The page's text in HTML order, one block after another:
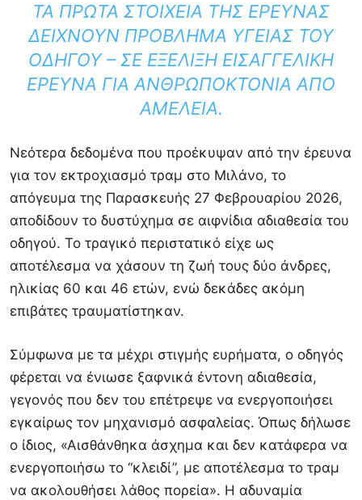
ΤΑ ΠΡΏΤΑ ΣΤΟΙΧΕΊΑ ΤΗΣ ΈΡΕΥΝΑΣ
ΔΕΊΧΝΟΥΝ ΠΡΌΒΛΗΜΑ ΥΓΕΊΑΣ ΤΟΥ
ΟΔΗΓΟΎ – ΣΕ ΕΞΈΛΙΞΗ ΕΙΣΑΓΓΕΛΙΚΉ
ΈΡΕΥΝΑ ΓΙΑ ΑΝΘΡΩΠΟΚΤΟΝΊΑ ΑΠΌ
ΑΜΈΛΕΙΑ.
Νεότερα δεδομένα που προέκυψαν από την έρευνα
για τον εκτροχιασμό τραμ στο Μιλάνο, το
απόγευμα της Παρασκευής 27 Φεβρουαρίου 2026,
αποδίδουν το δυστύχημα σε αιφνίδια αδιαθεσία του
οδηγού. Το τραγικό περιστατικό είχε ως
αποτέλεσμα να χάσουν τη ζωή τους δύο άνδρες,
ηλικίας 60 και 46 ετών, ενώ δεκάδες ακόμη
επιβάτες τραυματίστηκαν.
Σύμφωνα με τα μέχρι στιγμής ευρήματα, ο οδηγός
φέρεται να ένιωσε ξαφνικά έντονη αδιαθεσία,
γεγονός που δεν του επέτρεψε να ενεργοποιήσει
εγκαίρως τον μηχανισμό ασφαλείας. Όπως δήλωσε
ο ίδιος, «Αισθάνθηκα άσχημα και δεν κατάφερα να
ενεργοποιήσω το “κλειδί”, με αποτέλεσμα το τραμ
να ακολουθήσει λάθος πορεία». Η αδυναμία